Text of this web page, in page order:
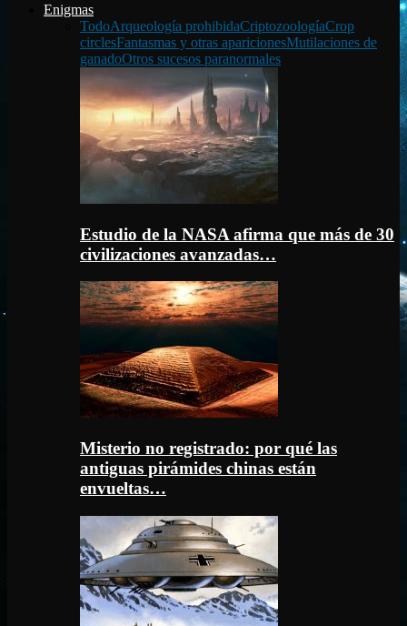
Enigmas
TodoArqueología prohibidaCriptozoologíaCrop
circlesFantasmas y otras aparicionesMutilaciones de
ganadoOtros sucesos paranormales
Estudio de la NASA afirma que más de 30
civilizaciones avanzadas…
Misterio no registrado: por qué las
antiguas pirámides chinas están
envueltas…